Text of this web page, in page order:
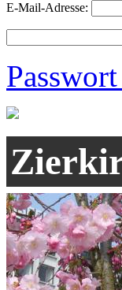
E-Mail-Adresse: